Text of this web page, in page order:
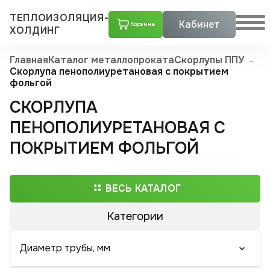
ТЕПЛОИЗОЛЯЦИЯ-
ХОЛДИНГ
Корзина Кабинет
ГлавнаяКаталог металлопрокатаСкорлупы ППУ
Скорлупа пенополиуретановая с покрытием
фольгой
СКОРЛУПА
ПЕНОПОЛИУРЕТАНОВАЯ С
ПОКРЫТИЕМ ФОЛЬГОЙ
ВЕСЬ КАТАЛОГ
Категории
Диаметр трубы, мм